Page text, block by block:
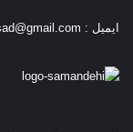
ایمیل :